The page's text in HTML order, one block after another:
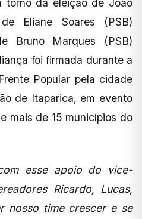
torno da eleição de João
Eliane Soares (PSB)
Bruno Marques (PSB)
foi firmada durante a
Popular pela cidade
de Itaparica, em evento
mais de 15 municípios do
esse apoio do vice-
Ricardo, Lucas,
nosso time crescer e se